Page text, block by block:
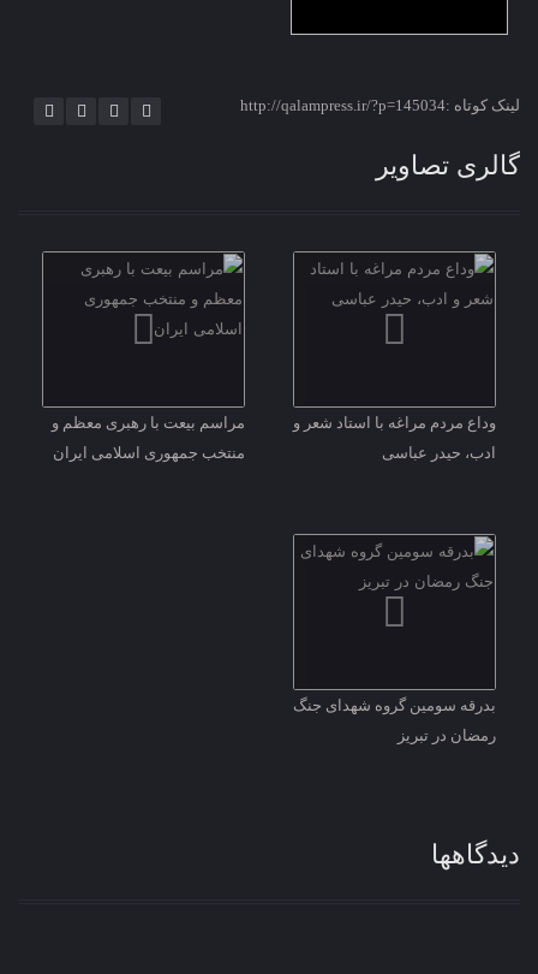
لینک کوتاه :http://qalampress.ir/?p=145034
گالری تصاویر
وداع مردم مراغه با استاد شعر و
ادب، حیدر عباسی
مراسم بیعت با رهبری معظم و
منتخب جمهوری اسلامی ایران
بدرقه سومین گروه شهدای جنگ
رمضان در تبریز
دیدگاهها